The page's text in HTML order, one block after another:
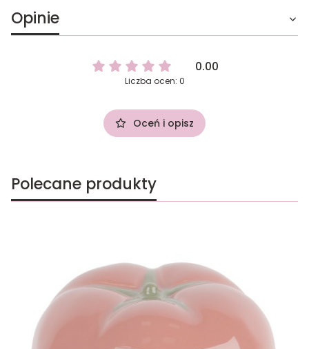
Opinie
0.00
Liczba ocen: 0
Oceń i opisz
Polecane produkty